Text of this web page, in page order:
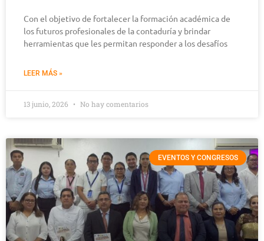
Con el objetivo de fortalecer la formación académica de
los futuros profesionales de la contaduría y brindar
herramientas que les permitan responder a los desafíos
LEER MÁS »
13 junio, 2026 No hay comentarios
EVENTOS Y CONGRESOS